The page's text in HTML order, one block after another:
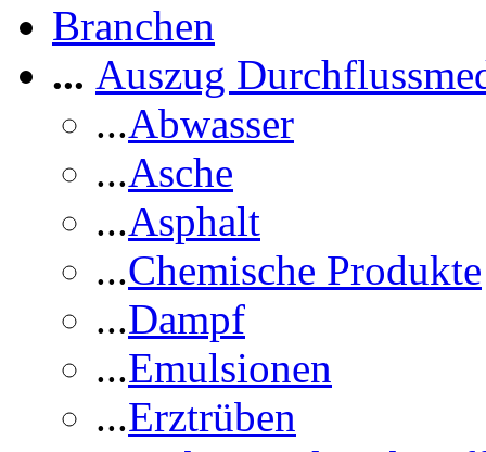
Branchen
... Auszug
...Abwasser
...Asche
...Asphalt
...Chemische Produkte
...Dampf
...Emulsionen
...Erztrüben